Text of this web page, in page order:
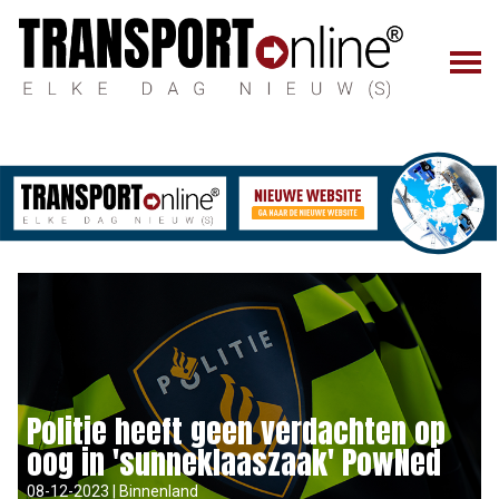
Politie heeft geen verdachten op
oog in 'sunneklaaszaak' PowNed
08-12-2023 | Binnenland